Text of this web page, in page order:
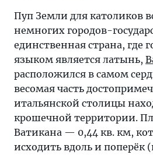
Пуп Земли для католиков
немногих городов-
единственная страна, где
языком является латынь,
расположился в самом
весомая часть
итальянской столицы
крошечной территории.
Ватикана — 0,44 кв. км,
исходить вдоль и поперёк